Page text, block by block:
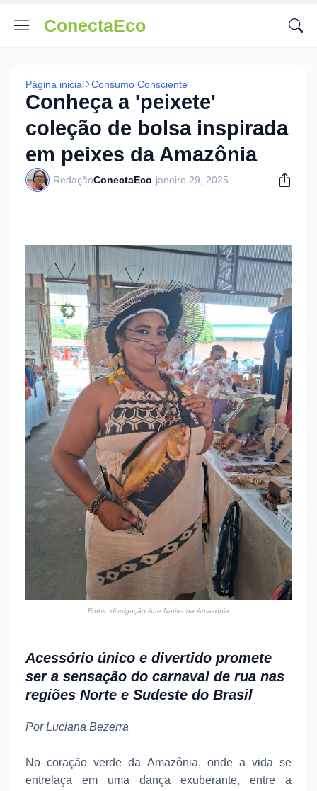
ConectaEco
Página inicial Consumo Consciente
Conheça a 'peixete'
coleção de bolsa inspirada
em peixes da Amazônia
RedaçãoConectaEco-janeiro 29, 2025
Fotos: divulgação Arte Nativa da Amazônia
Acessório único e divertido promete
ser a sensação do carnaval de rua nas
regiões Norte e Sudeste do Brasil
Por Luciana Bezerra
No coração verde da Amazônia, onde a vida se
entrelaça em uma dança exuberante, entre a